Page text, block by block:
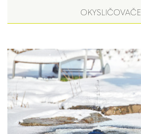
OKYSLIČOVAČE